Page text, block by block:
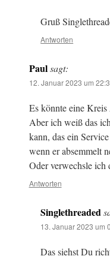
Gruß
Antworten
Paul sagt:
12. Januar 2023 um
Es könnte eine
Aber ich weiß das
kann, das ein
wenn er absemmelt
Oder verwechsle ich
Antworten
Singlethreaded
13. Januar 2023 um
Das siehst Du